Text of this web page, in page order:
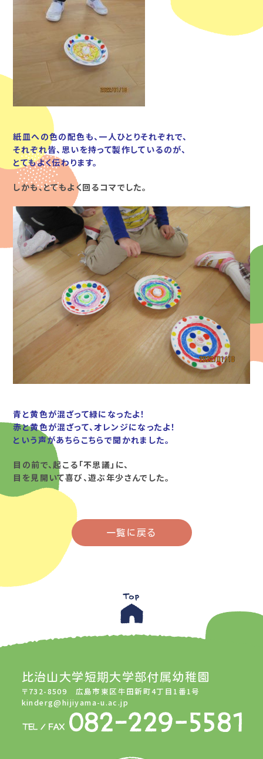
紙皿への色の配色も、一人ひとりそれぞれで、
それぞれ皆、思いを持って製作しているのが、
とてもよく伝わります。
しかも、とてもよく回るコマでした。
青と黄色が混ざって緑になったよ！
赤と黄色が混ざって、オレンジになったよ！
という声があちらこちらで聞かれました。
目の前で、起こる「不思議」に、
目を見開いて喜び、遊ぶ年少さんでした。
一覧に戻る
比治山大学短期大学部付属幼稚園
〒732-8509 広島市東区牛田新町4丁目1番1号
kinderg@hijiyama-u.ac.jp